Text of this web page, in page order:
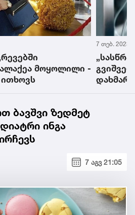
მოყოლილი -
ითხოვს
7 თებ. 2023
ბავშვი ზედმეტ
ინგა
7 აგვ 21:05